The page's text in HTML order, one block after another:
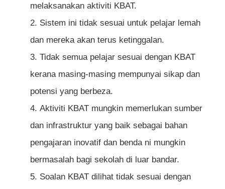
melaksanakan aktiviti KBAT.
Sistem ini tidak sesuai untuk pelajar lemah
dan mereka akan terus ketinggalan.
Tidak semua pelajar sesuai dengan KBAT
kerana masing-masing mempunyai sikap dan
potensi yang berbeza.
Aktiviti KBAT mungkin memerlukan sumber
dan infrastruktur yang baik sebagai bahan
pengajaran inovatif dan benda ni mungkin
bermasalah bagi sekolah di luar bandar.
Soalan KBAT dilihat tidak sesuai dengan